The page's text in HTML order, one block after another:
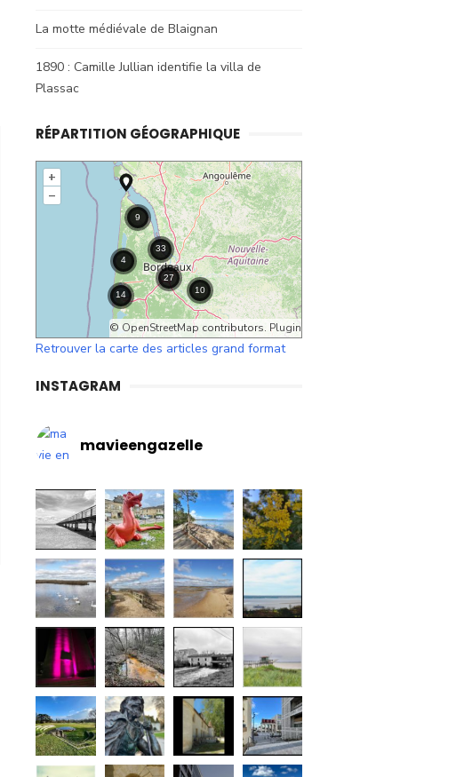
La motte médiévale de Blaignan
1890 : Camille Jullian identifie la villa de
Plassac
RÉPARTITION GÉOGRAPHIQUE
+
–
© OpenStreetMap contributors. Plugin
Retrouver la carte des articles grand format
INSTAGRAM
mavieengazelle